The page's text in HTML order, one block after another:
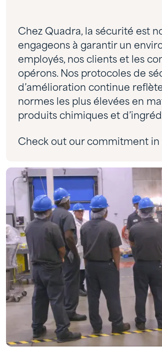
Chez Quadra, la sécurité est
engageons à garantir un
employés, nos clients et les
opérons. Nos protocoles de
d’amélioration continue
normes les plus élevées en
produits chimiques et
Check out our commitment in